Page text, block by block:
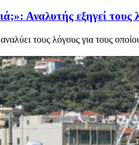
Αναλυτής εξηγεί
τους λόγους για τους